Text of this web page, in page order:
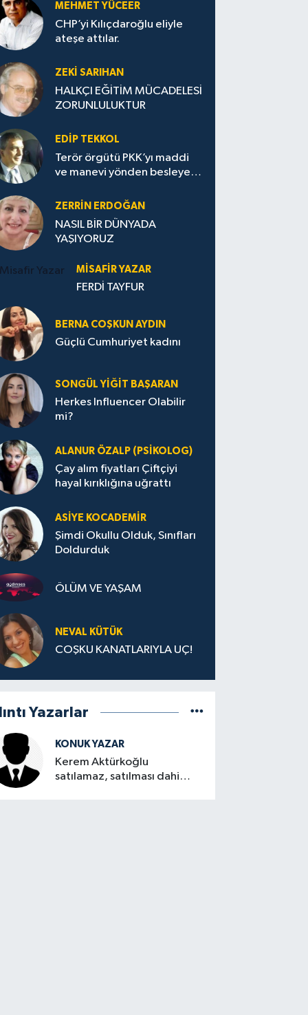
MEHMET YÜCEER
CHP’yi Kılıçdaroğlu eliyle
ateşe attılar.
ZEKI SARIHAN
HALKÇI EĞİTİM MÜCADELESİ
ZORUNLULUKTUR
EDIP TEKKOL
Terör örgütü PKK’yı maddi
ve manevi yönden besleyen
ZERRIN ERDOĞAN
NASIL BİR DÜNYADA
YAŞIYORUZ
MISAFIR YAZAR
FERDİ TAYFUR
BERNA COŞKUN AYDIN
Güçlü Cumhuriyet kadını
SONGÜL YIĞIT BAŞARAN
Herkes Influencer Olabilir
mi?
ALANUR ÖZALP (PSIKOLOG)
Çay alım fiyatları Çiftçiyi
hayal kırıklığına uğrattı
ASIYE KOCADEMİR
Şimdi Okullu Olduk, Sınıfları
Doldurduk
ÖLÜM VE YAŞAM
NEVAL KÜTÜK
COŞKU KANATLARIYLA UÇ!
Yazarlar
KONUK YAZAR
Kerem Aktürkoğlu
satılamaz, satılması dahi